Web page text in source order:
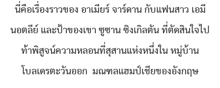
นี่คือเรื่องราวของ อาเมียร์ จาร์ดาน กับแฟนสาว เอมี
นอตลีย์ และป้าของเขา ซูซาน ซิงเกิลตัน ที่ตัดสินใจไป
ท้าพิสูจน์ความหลอนที่สุสานแห่งหนึ่งใน หมู่บ้าน
โบลเดรตะวันออก มณฑลแฮมป์เชียของอังกฤษ